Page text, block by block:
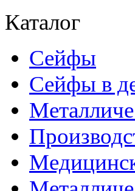
Каталог
Сейфы
Сейфы в